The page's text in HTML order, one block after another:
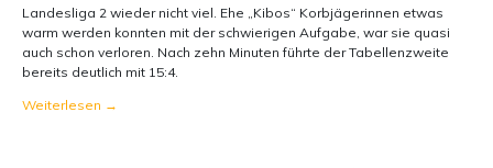
Landesliga 2 wieder nicht viel. Ehe „Kibos“ Korbjägerinnen etwas
warm werden konnten mit der schwierigen Aufgabe, war sie quasi
auch schon verloren. Nach zehn Minuten führte der Tabellenzweite
bereits deutlich mit 15:4.
Weiterlesen →